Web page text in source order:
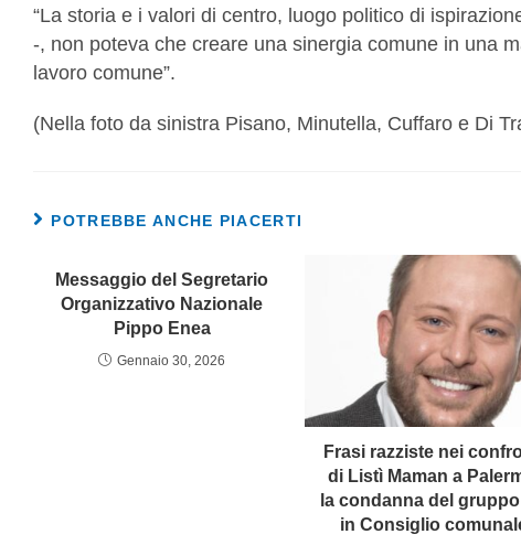
“La storia e i valori di centro, luogo politico di
-, non poteva che creare una sinergia comune in una
lavoro comune”.
(Nella foto da sinistra Pisano, Minutella, Cuffaro e Di
POTREBBE ANCHE PIACERTI
Messaggio del Segretario
Organizzativo Nazionale
Pippo Enea
Gennaio 30, 2026
Frasi razziste nei
di Listì Maman a
la condanna del
in Consiglio